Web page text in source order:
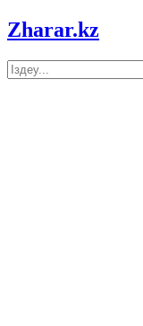
Zharar.kz